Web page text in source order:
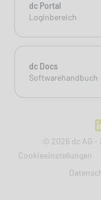
dc Portal
Loginbereich
dc Docs
Softwarehandbuch
© 2026 dc AG -
Cookieeinstellungen